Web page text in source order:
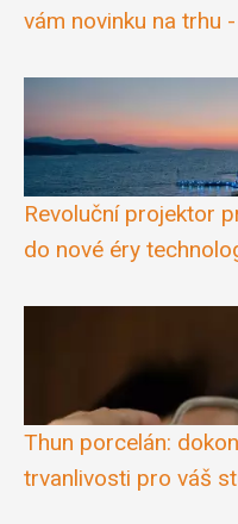
vám novinku na trhu
Revoluční projektor
do nové éry
Thun porcelán:
trvanlivosti pro váš